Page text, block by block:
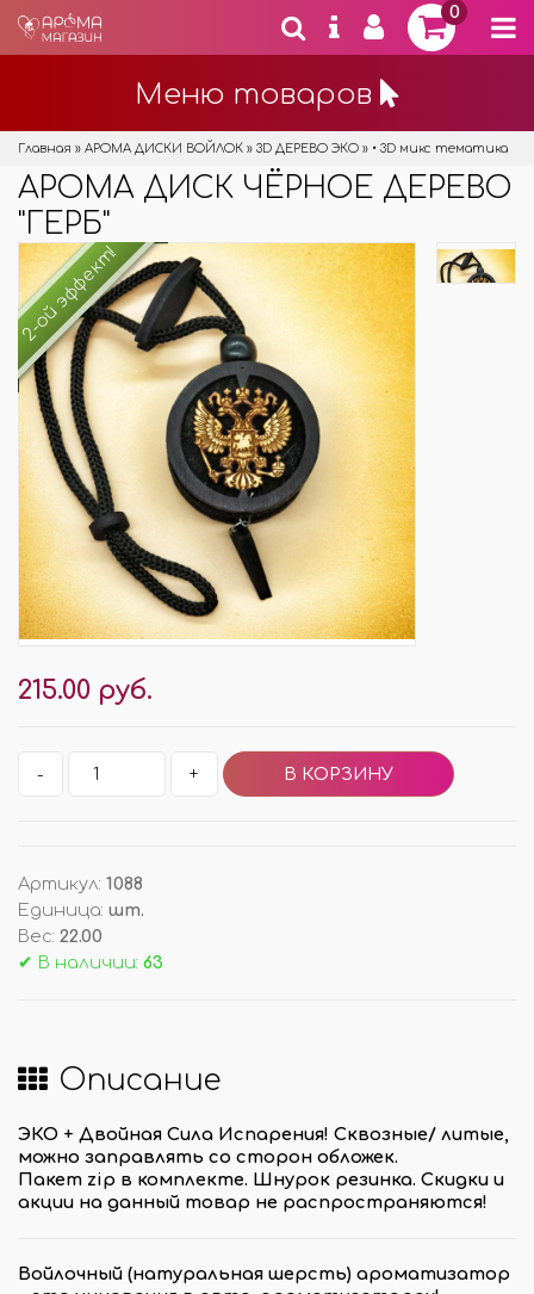
0
Меню товаров
Главная » АРОМА ДИСКИ ВОЙЛОК » 3D ДЕРЕВО ЭКО » • 3D микс тематика
АРОМА ДИСК ЧЁРНОЕ ДЕРЕВО
"ГЕРБ"
2-ой эффект!
215.00 руб.
- +
Артикул: 1088
Единица: шт.
Вес: 22.00
✔ В наличии: 63
Описание
ЭКО + Двойная Сила Испарения! Сквозные/ литые,
можно заправлять со сторон обложек.
Пакет zip в комплектe. Шнурок резинка. Скидки и
акции на данный товар не распространяются!
Войлочный (натуральная шерсть) ароматизатор